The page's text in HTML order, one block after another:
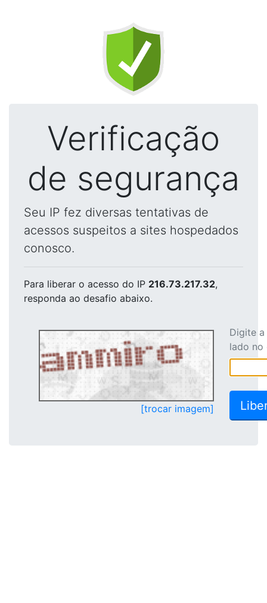
Verificação
de segurança
Seu IP fez diversas tentativas de
acessos suspeitos a sites hospedados
conosco.
Para liberar o acesso do IP 216.73.217.32,
responda ao desafio abaixo.
[trocar imagem]
Digite
lado no